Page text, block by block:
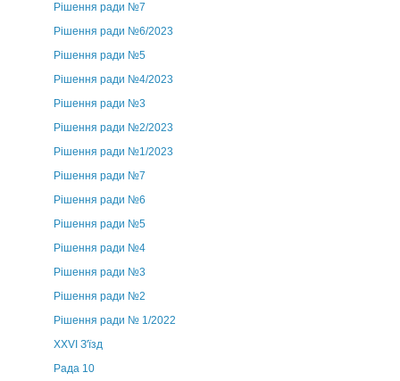
Рішення ради №7
Рішення ради №6/2023
Рішення ради №5
Рішення ради №4/2023
Рішення ради №3
Рішення ради №2/2023
Рішення ради №1/2023
Рішення ради №7
Рішення ради №6
Рішення ради №5
Рішення ради №4
Рішення ради №3
Рішення ради №2
Рішення ради № 1/2022
XXVI З'їзд
Рада 10